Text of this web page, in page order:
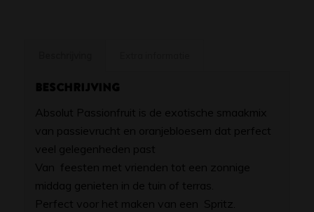
Beschrijving
Absolut Passionfruit is de exotische smaakmix
van passievrucht en oranjebloesem dat perfect
veel gelegenheden past
Van feesten met vrienden tot een zonnige
middag genieten in de tuin of terras.
Perfect voor het maken van een Spritz.